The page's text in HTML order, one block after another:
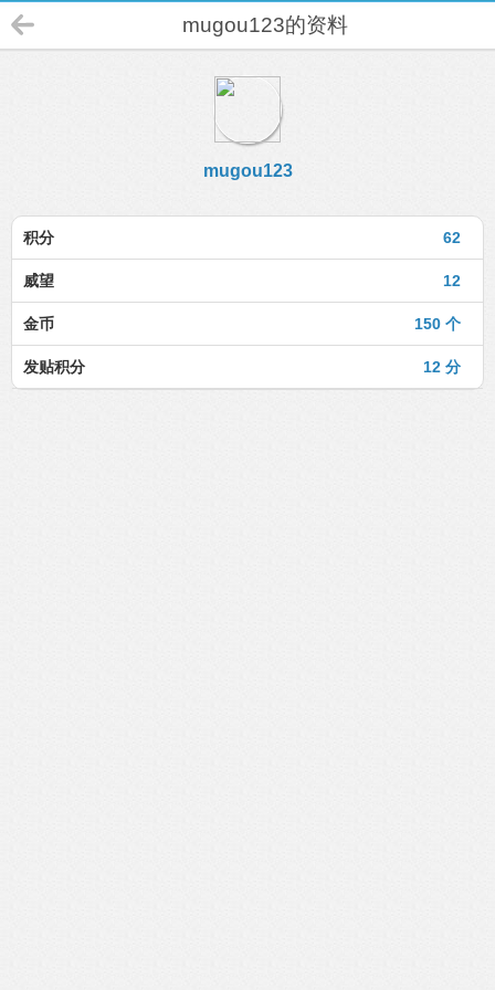
mugou123的资料
mugou123
62
积分
12
威望
150 个
金币
12 分
发贴积分